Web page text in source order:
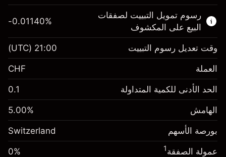
اعرف المزيد عن:
عقود الفروقات
CHF 1,000.00
رسوم التبييت
الرسوم من قيمة الصفقة
(-CHF 2.17)
حجم الصفقة بالرافعة المالية ~CHF 20,000.00
الأموال من الرافعة المالية ~ دولار
CHF 19,000.00
رسوم تمويل التبييت لصفقات
البيع على المكشوف
الهامش. استثمارك
CHF 1,000.00
رسوم التبييت
الرسوم من قيمة الصفقة
الكاملة
-0.011396
-0.01140%
وقت تعديل رسوم التبييت 21:00
(UTC)
العملة CHF
الحد الأدنى للكمية المتداولة 0.1
الهامش 5.00%
بورصة الأسهم Switzerland
عمولة الصفقة1
0%